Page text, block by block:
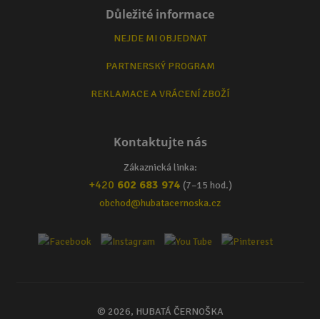
Důležité informace
NEJDE MI OBJEDNAT
PARTNERSKÝ PROGRAM
REKLAMACE A VRÁCENÍ ZBOŽÍ
Kontaktujte nás
Zákaznická linka:
+420 602 683 974 (7–15 hod.)
obchod@hubatacernoska.cz
© 2026, HUBATÁ ČERNOŠKA